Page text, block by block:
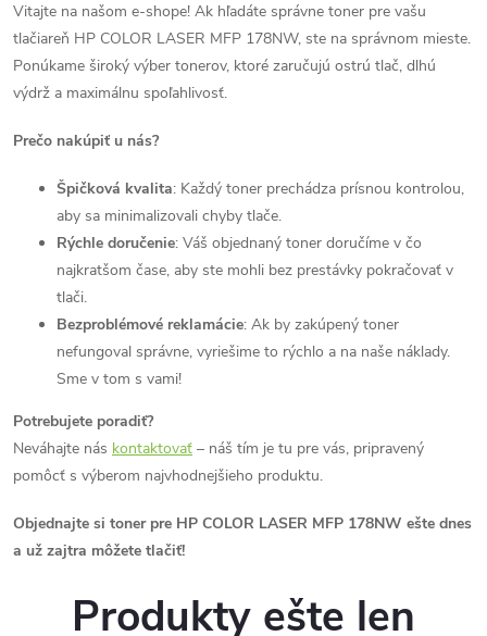
Vitajte na našom e-shope! Ak hľadáte správne toner pre vašu
tlačiareň HP COLOR LASER MFP 178NW, ste na správnom mieste.
Ponúkame široký výber tonerov, ktoré zaručujú ostrú tlač, dlhú
výdrž a maximálnu spoľahlivosť.
Prečo nakúpiť u nás?
Špičková kvalita: Každý toner prechádza prísnou kontrolou,
aby sa minimalizovali chyby tlače.
Rýchle doručenie: Váš objednaný toner doručíme v čo
najkratšom čase, aby ste mohli bez prestávky pokračovať v
tlači.
Bezproblémové reklamácie: Ak by zakúpený toner
nefungoval správne, vyriešime to rýchlo a na naše náklady.
Sme v tom s vami!
Potrebujete poradiť?
Neváhajte nás kontaktovať – náš tím je tu pre vás, pripravený
pomôcť s výberom najvhodnejšieho produktu.
Objednajte si toner pre HP COLOR LASER MFP 178NW ešte dnes
a už zajtra môžete tlačiť!
Produkty ešte len